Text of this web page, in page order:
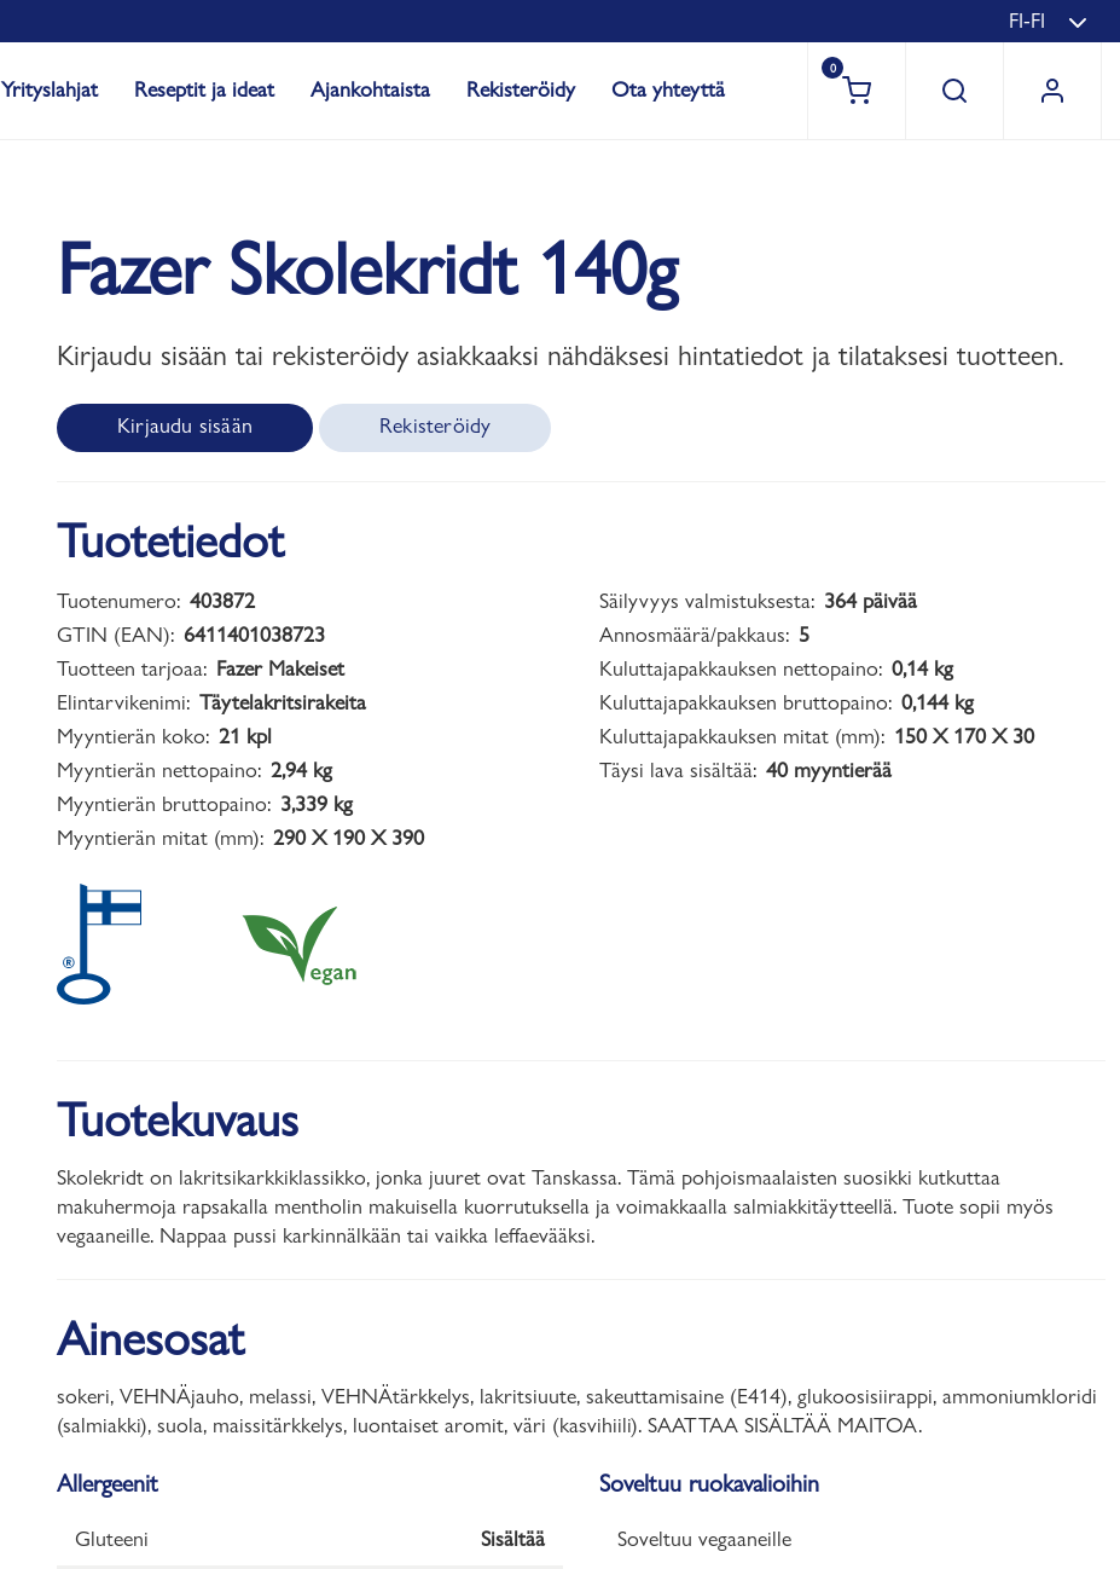
FI-FI
Yrityslahjat Reseptit ja ideat Ajankohtaista Rekisteröidy Ota yhteyttä
0
Fazer Skolekridt 140g
Kirjaudu sisään tai rekisteröidy asiakkaaksi nähdäksesi hintatiedot ja tilataksesi tuotteen.
Kirjaudu sisään Rekisteröidy
Tuotetiedot
Tuotenumero: 403872
GTIN (EAN): 6411401038723
Tuotteen tarjoaa: Fazer Makeiset
Elintarvikenimi: Täytelakritsirakeita
Myyntierän koko: 21 kpl
Myyntierän nettopaino: 2,94 kg
Myyntierän bruttopaino: 3,339 kg
Myyntierän mitat (mm): 290 X 190 X 390
Säilyvyys valmistuksesta: 364 päivää
Annosmäärä/pakkaus: 5
Kuluttajapakkauksen nettopaino: 0,14 kg
Kuluttajapakkauksen bruttopaino: 0,144 kg
Kuluttajapakkauksen mitat (mm): 150 X 170 X 30
Täysi lava sisältää: 40 myyntierää
Tuotekuvaus
Skolekridt on lakritsikarkkiklassikko, jonka juuret ovat Tanskassa. Tämä pohjoismaalaisten suosikki kutkuttaa
makuhermoja rapsakalla mentholin makuisella kuorrutuksella ja voimakkaalla salmiakkitäytteellä. Tuote sopii myös
vegaaneille. Nappaa pussi karkinnälkään tai vaikka leffaevääksi.
Ainesosat
sokeri, VEHNÄjauho, melassi, VEHNÄtärkkelys, lakritsiuute, sakeuttamisaine (E414), glukoosisiirappi, ammoniumkloridi
(salmiakki), suola, maissitärkkelys, luontaiset aromit, väri (kasvihiili). SAATTAA SISÄLTÄÄ MAITOA.
Allergeenit
Gluteeni Sisältää
Soveltuu ruokavalioihin
Soveltuu vegaaneille